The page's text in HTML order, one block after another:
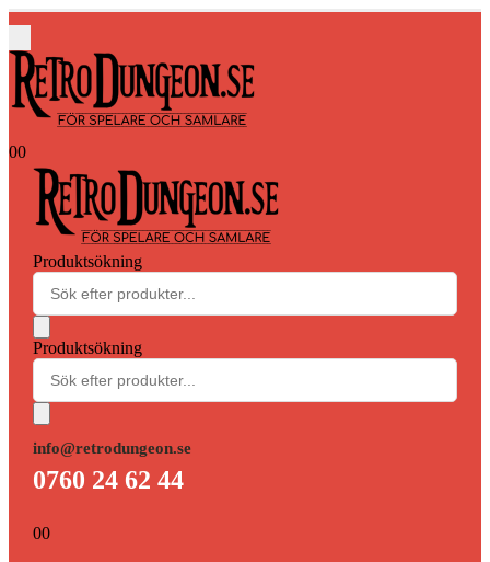
00
Produktsökning
Produktsökning
info@retrodungeon.se
0760 24 62 44
00